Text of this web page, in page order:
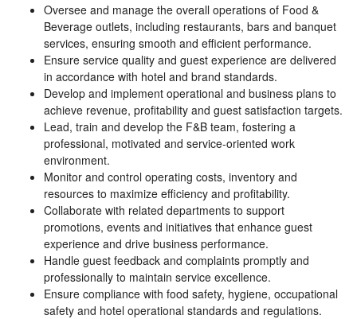
Oversee and manage the overall operations of Food &
Beverage outlets, including restaurants, bars and banquet
services, ensuring smooth and efficient performance.
Ensure service quality and guest experience are delivered
in accordance with hotel and brand standards.
Develop and implement operational and business plans to
achieve revenue, profitability and guest satisfaction targets.
Lead, train and develop the F&B team, fostering a
professional, motivated and service-oriented work
environment.
Monitor and control operating costs, inventory and
resources to maximize efficiency and profitability.
Collaborate with related departments to support
promotions, events and initiatives that enhance guest
experience and drive business performance.
Handle guest feedback and complaints promptly and
professionally to maintain service excellence.
Ensure compliance with food safety, hygiene, occupational
safety and hotel operational standards and regulations.